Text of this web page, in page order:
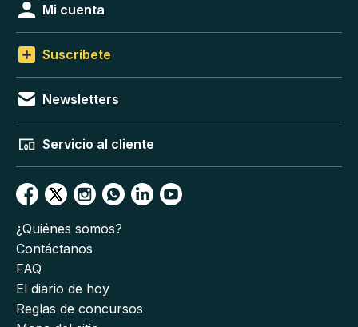
Mi cuenta
Suscríbete
Newsletters
Servicio al cliente
¿Quiénes somos?
Contáctanos
FAQ
El diario de hoy
Reglas de concursos